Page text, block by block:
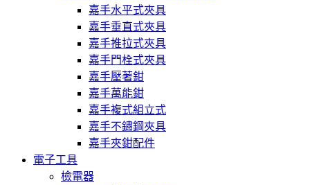
嘉手水平式夾具
嘉手垂直式夾具
嘉手推拉式夾具
嘉手門栓式夾具
嘉手壓著鉗
嘉手萬能鉗
嘉手複式組立式
嘉手不鏽鋼夾具
嘉手夾鉗配件
電子工具
檢電器